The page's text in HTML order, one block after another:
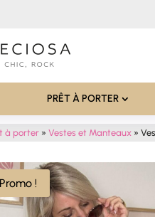
PRÊT À PORTER
à porter »Vestes et Manteaux »
Promo !